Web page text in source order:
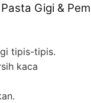
Gigi &
tipis-tipis.
kaca